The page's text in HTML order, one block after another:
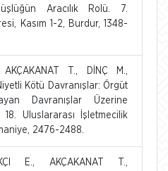
Aracılık Rolü. 7.
Kasım 1-2, Burdur, 1348-
T., DİNÇ M.,
Kötü Davranışlar: Örgüt
Davranışlar Üzerine
Uluslararası İşletmecilik
2476-2488.
E., AKÇAKANAT T.,